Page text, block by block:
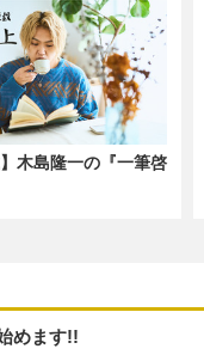
】木島隆一の『一筆啓
めます!!